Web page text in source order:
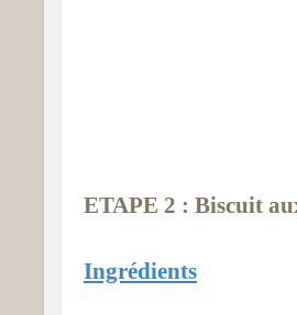
ETAPE 2 : Biscuit
Ingrédients